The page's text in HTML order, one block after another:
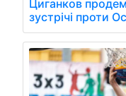
Циганков
зустрічі проти